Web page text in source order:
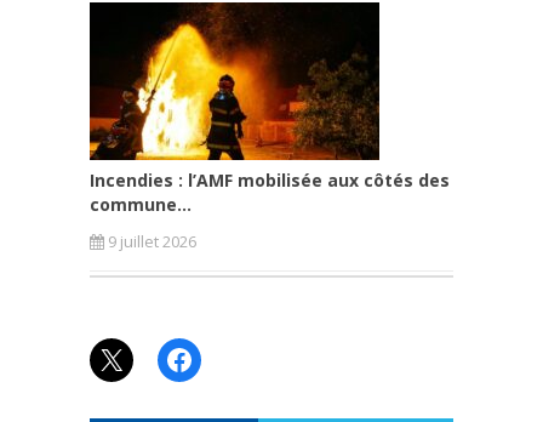
Incendies : l’AMF mobilisée aux côtés des
commune...
9 juillet 2026
X Facebook